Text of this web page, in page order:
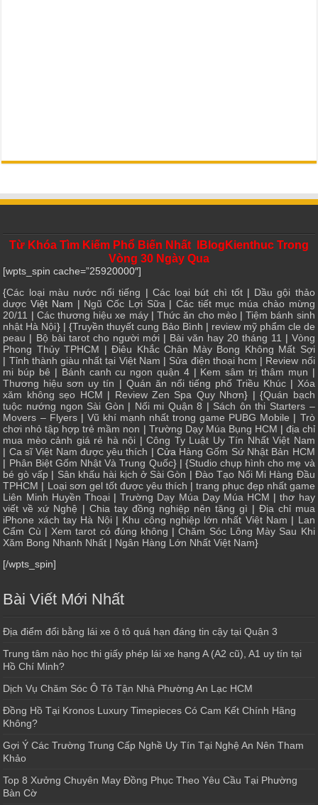
Từ Khóa Tìm Kiếm Phổ Biến Nhất IBlogKienthuc Trong
Vòng 30 Ngày Qua
[wpts_spin cache=”25920000″]
{Các loại màu nước nổi tiếng | Các loại bút chì tốt| Dầu gội thảo
dược Việt Nam | Ngũ Cốc Lợi Sữa | Các tiết mục múa chào mừng
20/11 | Các thương hiệu xe máy|Thức ăn cho mèo|Tiệm bánh sinh
nhật Hà Nội} | {Truyền thuyết cung Bảo Bình | review mỹ phẩm cle de
peau | Bộ bài tarot cho người mới| Bài văn hay 20 tháng 11 | Vòng
Phong Thủy TPHCM |Điêu Khắc Chân Mày Bong Không Mất Sợi
| Tỉnh thành giàu nhất tại Việt Nam | Sửa điện thoại hcm | Review nối
mi búp bê | Bánh canh cu ngon quận 4| Kem sâm trị thâm mụn |
Thương hiệu sơn uy tín | Quán ăn nổi tiếng phố Triều Khúc| Xóa
xăm không sẹo HCM | Review Zen Spa Quy Nhơn} | {Quán bạch
tuộc nướng ngon Sài Gòn | Nối mi Quận 8 | Sách ôn thi Starters –
Movers – Flyers| Vũ khí mạnh nhất trong game PUBG Mobile | Trò
chơi nhỏ tập hợp trẻ mầm non | Trường Dạy Múa Bụng HCM | địa chỉ
mua mèo cảnh giá rẻ hà nội |Công Ty Luật Uy Tín Nhất Việt Nam
| Ca sĩ Việt Nam được yêu thích | Cửa Hàng Gốm Sứ Nhật Bản HCM
| Phân Biệt Gốm Nhật Và Trung Quốc} | {Studio chụp hình cho mẹ và
bé gò vấp | Sân khấu hài kịch ở Sài Gòn |Đào Tạo Nối Mi Hàng Đầu
TPHCM | Loại sơn gel tốt được yêu thích | trang phục đẹp nhất game
Liên Minh Huyền Thoại|Trường Dạy Múa Dạy Múa HCM |thơ hay
viết về xứ Nghệ | Chia tay đồng nghiệp nên tặng gì | Địa chỉ mua
iPhone xách tay Hà Nội| Khu công nghiệp lớn nhất Việt Nam | Lan
Cẩm Cù | Xem tarot có đúng không |Chăm Sóc Lông Mày Sau Khi
Xăm Bong Nhanh Nhất | Ngân Hàng Lớn Nhất Việt Nam}
[/wpts_spin]
Bài Viết Mới Nhất
Địa điểm đổi bằng lái xe ô tô quá hạn đáng tin cậy tại Quận 3
Trung tâm nào học thi giấy phép lái xe hạng A (A2 cũ), A1 uy tín tại
Hồ Chí Minh?
Dịch Vụ Chăm Sóc Ô Tô Tận Nhà Phường An Lạc HCM
Đồng Hồ Tại Kronos Luxury Timepieces Có Cam Kết Chính Hãng
Không?
Gợi Ý Các Trường Trung Cấp Nghề Uy Tín Tại Nghệ An Nên Tham
Khảo
Top 8 Xưởng Chuyên May Đồng Phục Theo Yêu Cầu Tại Phường
Bàn Cờ